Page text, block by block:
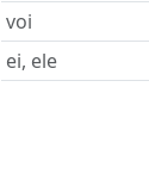
voi
ei, ele